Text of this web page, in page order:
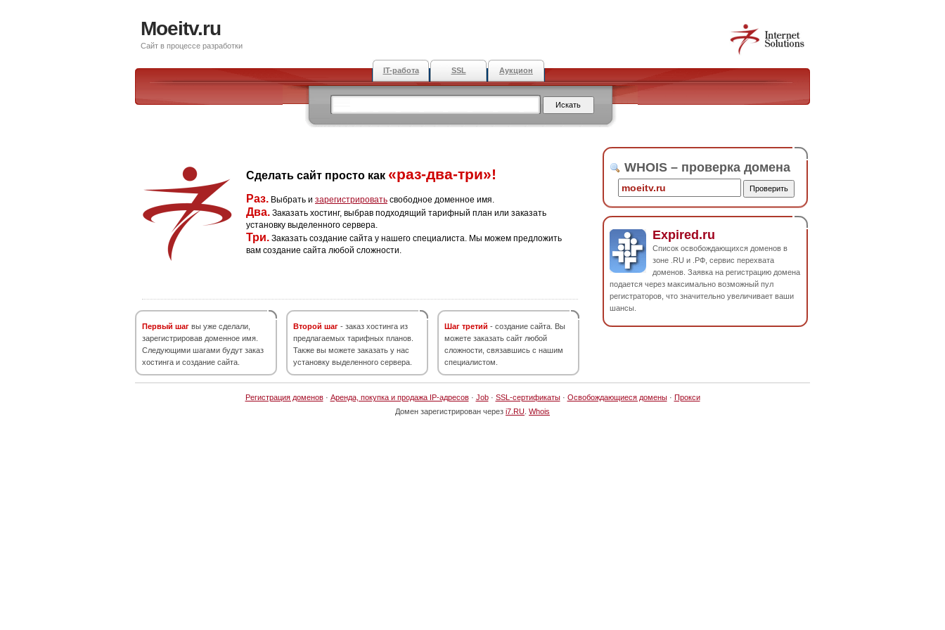
Moeitv.ru
Сайт в процессе разработки
IT-работа SSL Аукцион
Сделать сайт просто как «раз-два-три»!
Раз. Выбрать и зарегистрировать свободное доменное имя.
Два. Заказать хостинг, выбрав подходящий тарифный план или заказать
установку выделенного сервера.
Три. Заказать создание сайта у нашего специалиста. Мы можем предложить
вам создание сайта любой сложности.
Первый шаг вы уже сделали,
зарегистрировав доменное имя.
Следующими шагами будут заказ
хостинга и создание сайта.
Второй шаг - заказ хостинга из
предлагаемых тарифных планов.
Также вы можете заказать у нас
установку выделенного сервера.
Шаг третий - создание сайта. Вы
можете заказать сайт любой
сложности, связавшись с нашим
специалистом.
WHOIS – проверка домена
Expired.ru
Список освобождающихся доменов в
зоне .RU и .РФ, сервис перехвата
доменов. Заявка на регистрацию домена
подается через максимально возможный пул
регистраторов, что значительно увеличивает ваши
шансы.
Регистрация доменов· Аренда, покупка и продажа IP-адресов· Job· SSL-сертификаты· Освобождающиеся домены· Прокси
Домен зарегистрирован через i7.RU Whois